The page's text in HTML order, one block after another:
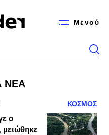
Μενού
ΝΕΑ
ΚΟΣΜΟΣ
ο